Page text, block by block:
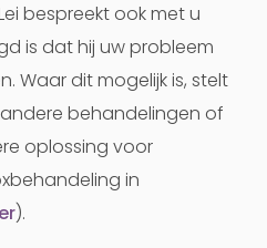
bespreekt ook met u
is dat hij uw probleem
Waar dit mogelijk is, stelt
behandelingen of
oplossing voor
in
).